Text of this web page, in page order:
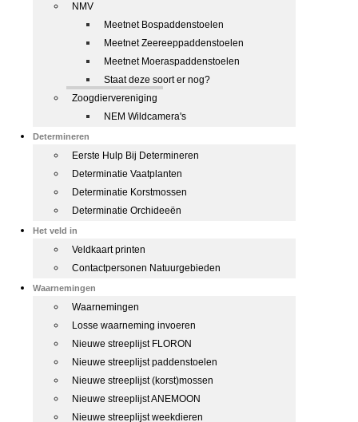
NMV
Meetnet Bospaddenstoelen
Meetnet Zeereeppaddenstoelen
Meetnet Moeraspaddenstoelen
Staat deze soort er nog?
Zoogdiervereniging
NEM Wildcamera's
Determineren
Eerste Hulp Bij Determineren
Determinatie Vaatplanten
Determinatie Korstmossen
Determinatie Orchideeën
Het veld in
Veldkaart printen
Contactpersonen Natuurgebieden
Waarnemingen
Waarnemingen
Losse waarneming invoeren
Nieuwe streeplijst FLORON
Nieuwe streeplijst paddenstoelen
Nieuwe streeplijst (korst)mossen
Nieuwe streeplijst ANEMOON
Nieuwe streeplijst weekdieren